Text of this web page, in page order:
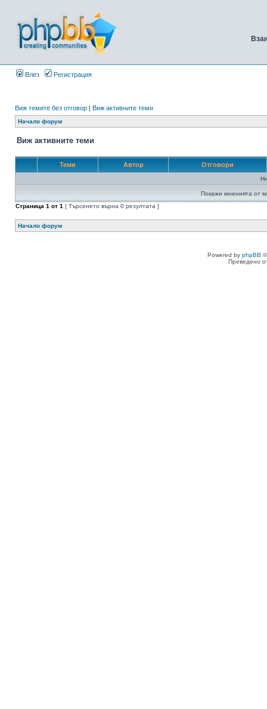
Влез Регистрация
Виж темите без отговор | Виж активните теми
Начало форум
Виж активните теми
Теми Автор Отговори
Покажи мненията от
Страница 1 от 1 [ Търсенето върна 0 резултата ]
Начало форум
Powered by phpBB
Преведено